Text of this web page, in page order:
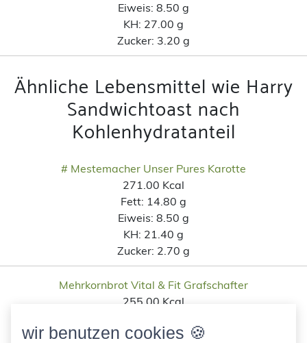
Eiweis: 8.50 g
KH: 27.00 g
Zucker: 3.20 g
Ähnliche Lebensmittel wie Harry
Sandwichtoast nach
Kohlenhydratanteil
# Mestemacher Unser Pures Karotte
271.00 Kcal
Fett: 14.80 g
Eiweis: 8.50 g
KH: 21.40 g
Zucker: 2.70 g
Mehrkornbrot Vital & Fit Grafschafter
255.00 Kcal
Eiweis:8.50 g
wir benutzen cookies 🍪